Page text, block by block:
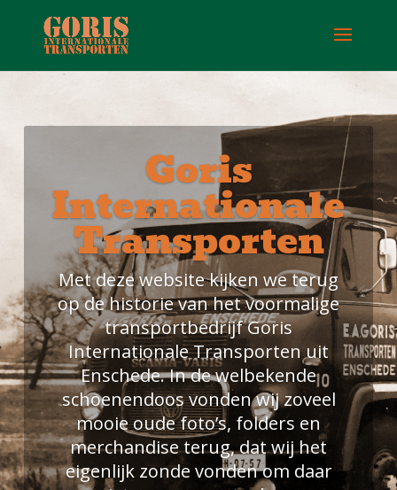
Goris
Internationale
Transporten
Met deze website kijken we terug
op de historie van het voormalige
transportbedrijf Goris
Internationale Transporten uit
Enschede. In de welbekende
schoenendoos vonden wij zoveel
mooie oude foto’s, folders en
merchandise terug, dat wij het
eigenlijk zonde vonden om daar